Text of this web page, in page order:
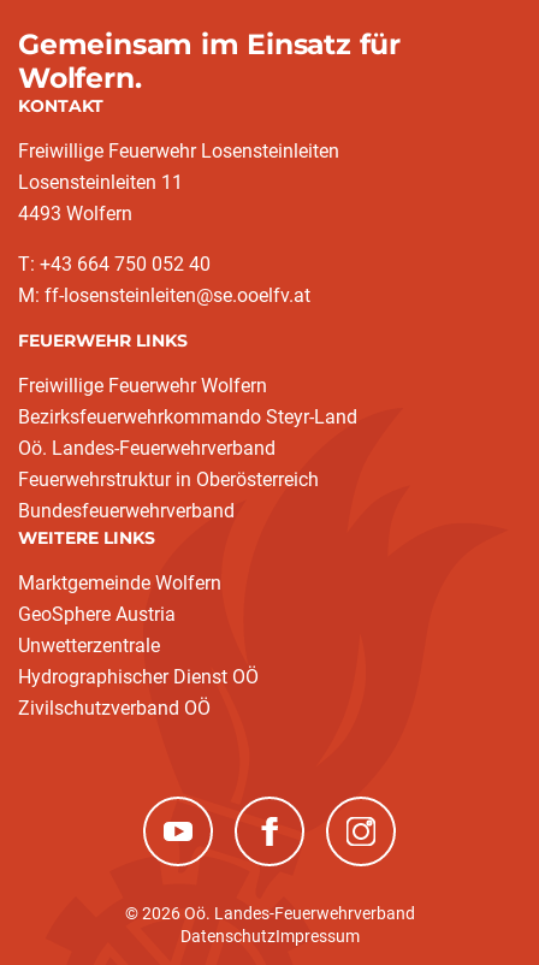
Gemeinsam im Einsatz für
Wolfern.
KONTAKT
Freiwillige Feuerwehr Losensteinleiten
Losensteinleiten 11
4493 Wolfern
T: +43 664 750 052 40
M: ff-losensteinleiten@se.ooelfv.at
FEUERWEHR LINKS
Freiwillige Feuerwehr Wolfern
Bezirksfeuerwehrkommando Steyr-Land
Oö. Landes-Feuerwehrverband
Feuerwehrstruktur in Oberösterreich
Bundesfeuerwehrverband
WEITERE LINKS
Marktgemeinde Wolfern
GeoSphere Austria
Unwetterzentrale
Hydrographischer Dienst OÖ
Zivilschutzverband OÖ
(neues Fenster)(neues Fenster)(neues Fenster)
© 2026 Oö. Landes-Feuerwehrverband
DatenschutzImpressum